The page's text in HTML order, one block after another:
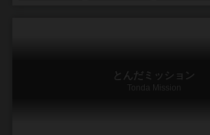
とんだミッション
Tonda Mission